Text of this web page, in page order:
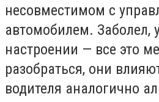
несовместимом с
автомобилем. Заболел,
настроении — все это
разобраться, они
водителя аналогично